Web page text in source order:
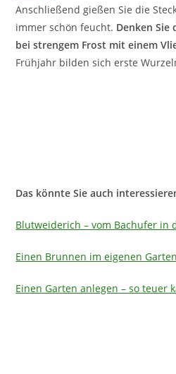
Anschließend gießen Sie die
immer schön feucht. Denken Sie
bei strengem Frost mit einem
Frühjahr bilden sich erste
Das könnte Sie auch
Blutweiderich – vom Bachufer in
Einen Brunnen im eigenen
Einen Garten anlegen – so teuer